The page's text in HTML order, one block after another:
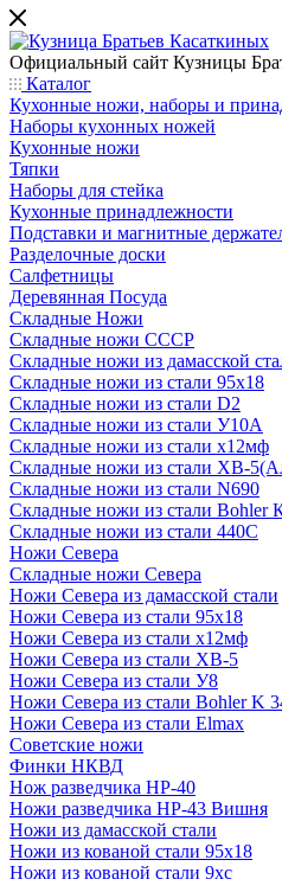
Официальный сайт Кузницы
Каталог
Кухонные ножи, наборы и
Наборы кухонных ножей
Кухонные ножи
Тяпки
Наборы для стейка
Кухонные принадлежности
Подставки и магнитные
Разделочные доски
Салфетницы
Деревянная Посуда
Складные Ножи
Cкладные ножи СССР
Складные ножи из дамасской
Складные ножи из стали 95х18
Складные ножи из стали D2
Складные ножи из стали У10А
Складные ножи из стали х12мф
Складные ножи из стали ХВ-
Складные ножи из стали N690
Складные ножи из стали Bohler
Складные ножи из стали 440С
Ножи Севера
Складные ножи Севера
Ножи Севера из дамасской стали
Ножи Севера из стали 95х18
Ножи Севера из стали х12мф
Ножи Севера из стали ХВ-5
Ножи Севера из стали У8
Ножи Севера из стали Bohler K
Ножи Севера из стали Elmax
Советские ножи
Финки НКВД
Нож разведчика НР-40
Ножи разведчика НР-43 Вишня
Ножи из дамасской стали
Ножи из кованой стали 95х18
Ножи из кованой стали 9хс